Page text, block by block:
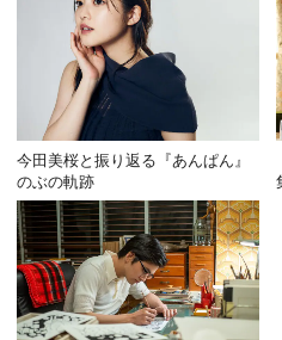
今田美桜と振り返る『あんぱん』
のぶの軌跡